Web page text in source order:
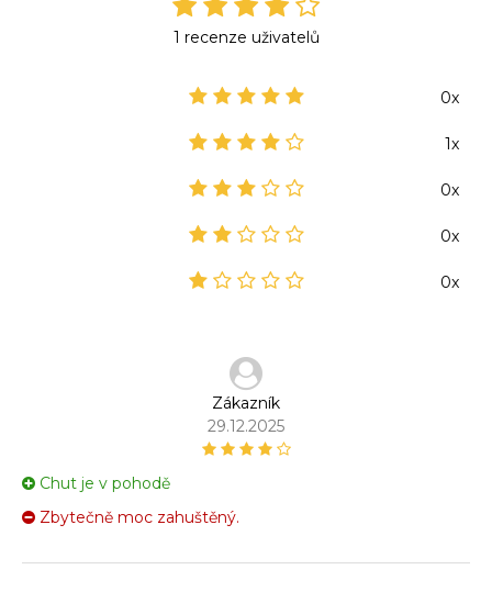
1 recenze uživatelů
0x
1x
0x
0x
0x
Zákazník
29.12.2025
Chut je v pohodě
Zbytečně moc zahuštěný.